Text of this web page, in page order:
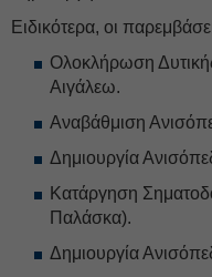
Ειδικότερα, οι
Ολοκλήρωση
Αιγάλεω.
Αναβάθμιση
Δημιουργία
Κατάργηση
Παλάσκα).
Δημιουργία